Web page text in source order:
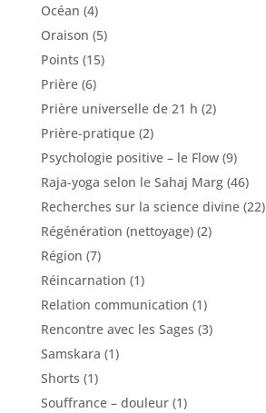
Océan (4)
Oraison (5)
Points (15)
Prière(6)
Prière universelle de 21 h (2)
Prière-pratique(2)
Psychologie positive – le Flow(9)
Raja-yoga selon le Sahaj Marg(46)
Recherches sur la science divine(22)
Régénération (nettoyage)(2)
Région (7)
Réincarnation (1)
Relation communication (1)
Rencontre avec les Sages (3)
Samskara (1)
Shorts (1)
Souffrance – douleur(1)